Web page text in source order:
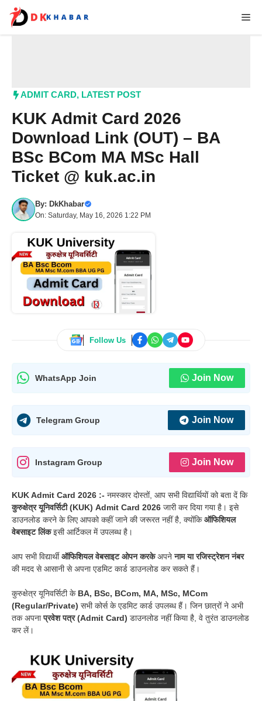
content
ADMIT CARD, LATEST POST
KUK Admit Card 2026
Download Link (OUT) – BA
BSc BCom MA MSc Hall
Ticket @ kuk.ac.in
By: DkKhabar
On: Saturday, May 16, 2026 1:22 PM
Follow Us
WhatsApp Join Join Now
Telegram Group Join Now
Instagram Group Join Now
KUK Admit Card 2026 :- नमस्कार दोस्तों, आप सभी विद्यार्थियों को बता दें कि
कुरुक्षेत्र यूनिवर्सिटी (KUK) Admit Card 2026 जारी कर दिया गया है। इसे
डाउनलोड करने के लिए आपको कहीं जाने की जरूरत नहीं है, क्योंकिऑफिशियल
वेबसाइट लिंकइसी आर्टिकल में उपलब्ध है।
आप सभी विद्यार्थीऑफिशियल वेबसाइट ओपन करकेअपनेनाम या रजिस्ट्रेशन नंबर
की मदद से आसानी से अपना एडमिट कार्ड डाउनलोड कर सकते हैं।
कुरुक्षेत्र यूनिवर्सिटी के BA, BSc, BCom, MA, MSc, MCom
(Regular/Private) सभी कोर्स के एडमिट कार्ड उपलब्ध हैं। जिन छात्रों ने अभी
तक अपनाप्रवेश पत्र (Admit Card) डाउनलोड नहीं किया है, वे तुरंत डाउनलोड
कर लें।